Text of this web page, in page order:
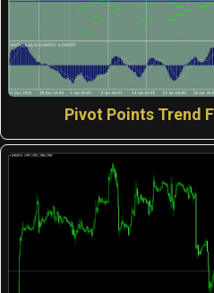
Pivot Points Trend